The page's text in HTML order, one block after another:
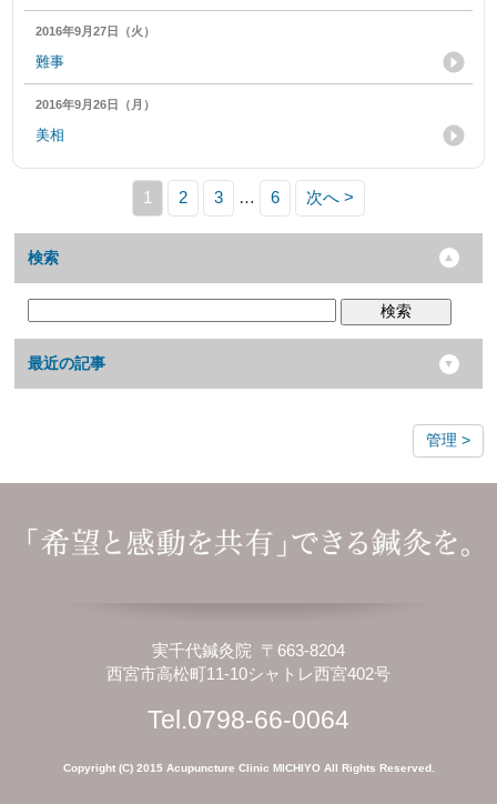
2016年9月27日（火）
難事
2016年9月26日（月）
美相
1 2 3 … 6 次へ >
検索
検索
最近の記事
管理
実千代鍼灸院 〒663-8204
西宮市高松町11-10シャトレ西宮402号
Tel.0798-66-0064
Copyright (C) 2015 Acupuncture Clinic MICHIYO All Rights Reserved.